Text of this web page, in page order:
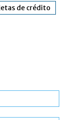
de crédito